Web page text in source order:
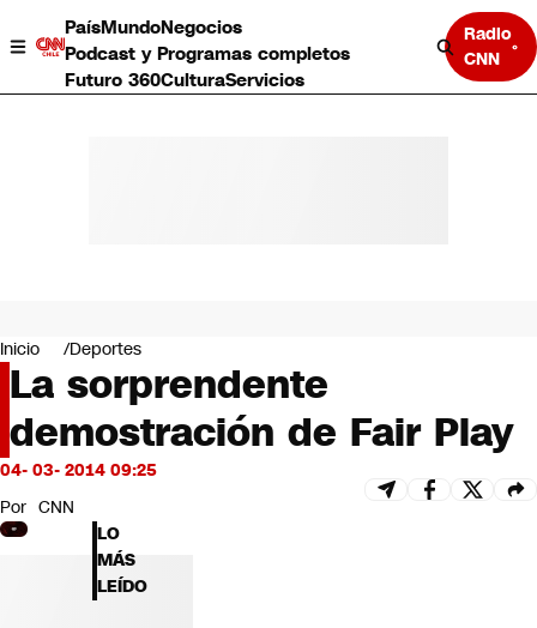
PaísMundoNegocios
Podcast y Programas completos
Futuro 360CulturaServicios
Radio
CNN
Negocios
Deportes
Programas completos
Cultura
Servicios
Bits
CNN Data
CNN tiempo
Futuro 360
Inicio Deportes
La sorprendente
demostración de Fair Play
04- 03- 2014 09:25
Por CNN
LO
MÁS
LEÍDO